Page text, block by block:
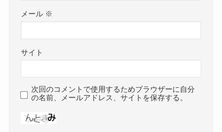
メール ※
サイト
次回のコメントで使用するためブラウザーに自分
の名前、メールアドレス、サイトを保存する。